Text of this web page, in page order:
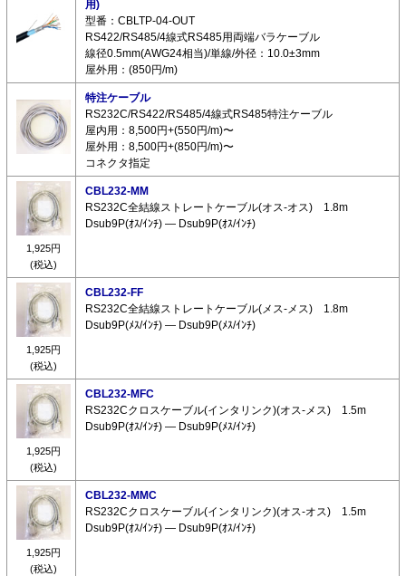
用)
型番：CBLTP-04-OUT
RS422/RS485/4線式RS485用両端バラケーブル
線径0.5mm(AWG24相当)/単線/外径：10.0±3mm
屋外用：(850円/m)
特注ケーブル
RS232C/RS422/RS485/4線式RS485特注ケーブル
屋内用：8,500円+(550円/m)〜
屋外用：8,500円+(850円/m)〜
コネクタ指定
1,925円
(税込)
CBL232-MM
RS232C全結線ストレートケーブル(オス-オス) 1.8m
Dsub9P(ｵｽ/ｲﾝﾁ) ― Dsub9P(ｵｽ/ｲﾝﾁ)
1,925円
(税込)
CBL232-FF
RS232C全結線ストレートケーブル(メス-メス) 1.8m
Dsub9P(ﾒｽ/ｲﾝﾁ) ― Dsub9P(ﾒｽ/ｲﾝﾁ)
1,925円
(税込)
CBL232-MFC
RS232Cクロスケーブル(インタリンク)(オス-メス) 1.5m
Dsub9P(ｵｽ/ｲﾝﾁ) ― Dsub9P(ﾒｽ/ｲﾝﾁ)
1,925円
(税込)
CBL232-MMC
RS232Cクロスケーブル(インタリンク)(オス-オス) 1.5m
Dsub9P(ｵｽ/ｲﾝﾁ) ― Dsub9P(ｵｽ/ｲﾝﾁ)